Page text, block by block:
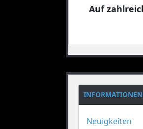
Auf
INFORMATIONEN
Neuigkeiten